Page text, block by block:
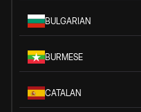
BULGARIAN
BURMESE
CATALAN